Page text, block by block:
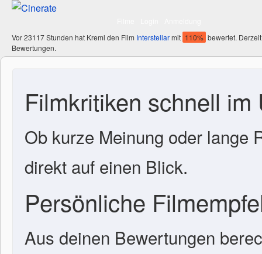
Vor 23117 Stunden hat Kreml den Film Interstellarmit 110% bewertet.
Bewertungen.
Filmkritiken schnell im
Ob kurze Meinung oder lange
direkt auf einen Blick.
Persönliche
Aus deinen Bewertungen